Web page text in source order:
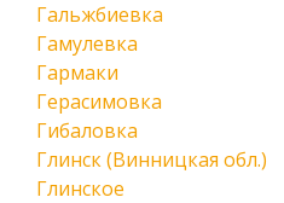
Гальжбиевка
Гамулевка
Гармаки
Герасимовка
Гибаловка
Глинск (Винницкая обл.)
Глинское